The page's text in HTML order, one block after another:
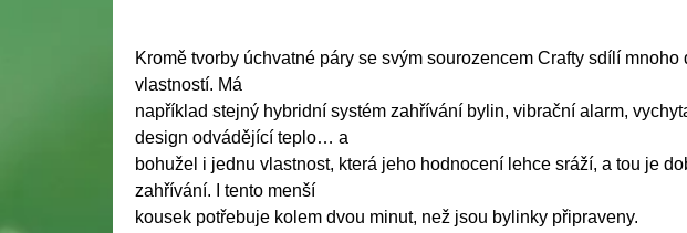
Kromě tvorby úchvatné páry se svým sourozencem Crafty sdílí mnoho
vlastností. Má
například stejný hybridní systém zahřívání bylin, vibrační alarm,
design odvádějící teplo… a
bohužel i jednu vlastnost, která jeho hodnocení lehce sráží, a tou je
zahřívání. I tento menší
kousek potřebuje kolem dvou minut, než jsou bylinky připraveny.